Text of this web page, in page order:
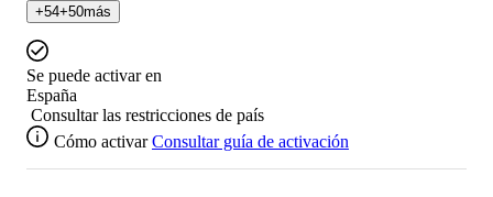
+54+50más
Se puede activar en
España
Consultar las restricciones de país
Cómo activar Consultar guía de activación